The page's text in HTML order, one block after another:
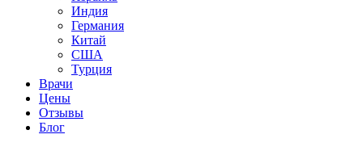
Индия
Германия
Китай
США
Турция
Врачи
Цены
Отзывы
Блог